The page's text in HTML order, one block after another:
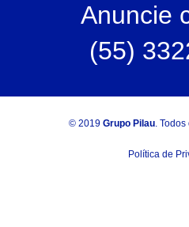
Anuncie
(55)
© 2019 Grupo Pilau.
Política de